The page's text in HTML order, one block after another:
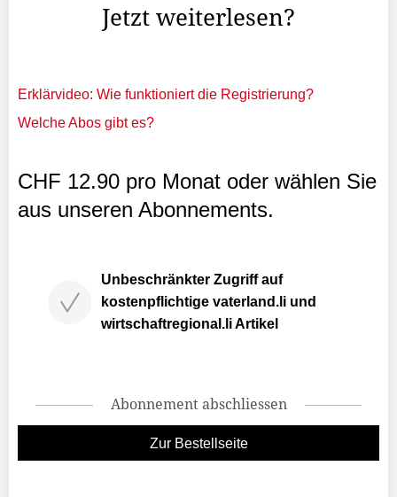
Jetzt weiterlesen?
Erklärvideo: Wie funktioniert die Registrierung?
Welche Abos gibt es?
CHF 12.90 pro Monat oder wählen Sie
aus unseren Abonnements.
Unbeschränkter Zugriff auf
kostenpflichtige vaterland.li und
wirtschaftregional.li Artikel
Abonnement abschliessen
Zur Bestellseite